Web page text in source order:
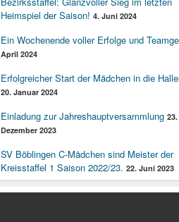
Heimspiel der Saison! 4. Juni 2024
Ein Wochenende voller Erfolge und
April 2024
Erfolgreicher Start der Mädchen in die
20. Januar 2024
Einladung zur Jahreshauptversammlung 23.
Dezember 2023
SV Böblingen C-Mädchen sind Meister der
Kreisstaffel 1 Saison 2022/23. 22. Juni 2023